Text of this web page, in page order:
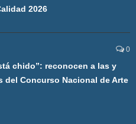
2026
0
chido”: reconocen a las y
del Concurso Nacional de Arte